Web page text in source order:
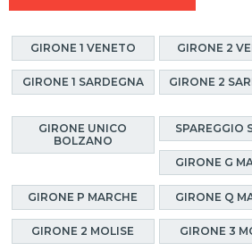
GIRONE 1 VENETO GIRONE 2
GIRONE 1 SARDEGNA GIRONE 2
GIRONE UNICO
BOLZANO
SPAREGGIO
GIRONE G
GIRONE P MARCHE GIRONE Q
GIRONE 2 MOLISE GIRONE 3